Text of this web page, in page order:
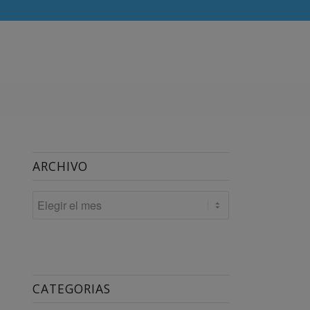
ARCHIVO
CATEGORIAS